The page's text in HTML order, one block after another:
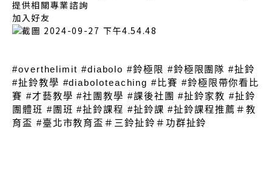
提供相關專業諮詢
加入好友
#overthelimit #diabolo #鈴極限 #鈴極限團隊 #扯鈴
#扯鈴教學 #diaboloteaching #比賽 #鈴極限帶你看比
賽 #才藝教學 #社團教學 #課後社團 #扯鈴家教 #扯鈴
團體班 #團班 #扯鈴課程 #扯鈴課 #扯鈴課程推薦＃教
育盃 #臺北市教育盃＃三鈴扯鈴＃功群扯鈴